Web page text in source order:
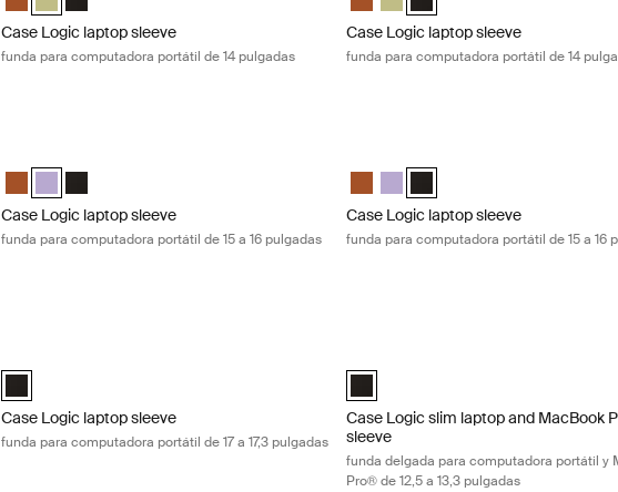
Case Logic laptop sleeve
funda para computadora portátil de 14 pulgadas
Case Logic laptop sleeve
funda para computadora portátil de 14
Case Logic 15-16" Laptop Sleeve Rustic Amber
Case Logic 15-16" Laptop Sleeve Lilac (selected)
Case Logic 15-16" Laptop Sleeve Negro
Case Logic laptop sleeve
funda para computadora portátil de 15 a 16 pulgadas
Case Logic 15-16" Laptop Sleeve
Case Logic 15-16" Laptop Sleeve
Case Logic 15-16" Laptop
Case Logic laptop sleeve
funda para computadora portátil de 15 a 16
Case Logic 17-17.3" Laptop Sleeve Negro (selected)
Case Logic laptop sleeve
funda para computadora portátil de 17 a 17,3 pulgadas
Case Logic 12.5" - 13.3" Slim Laptop
Case Logic slim laptop and MacBook
sleeve
funda delgada para computadora portátil y
Pro® de 12,5 a 13,3 pulgadas